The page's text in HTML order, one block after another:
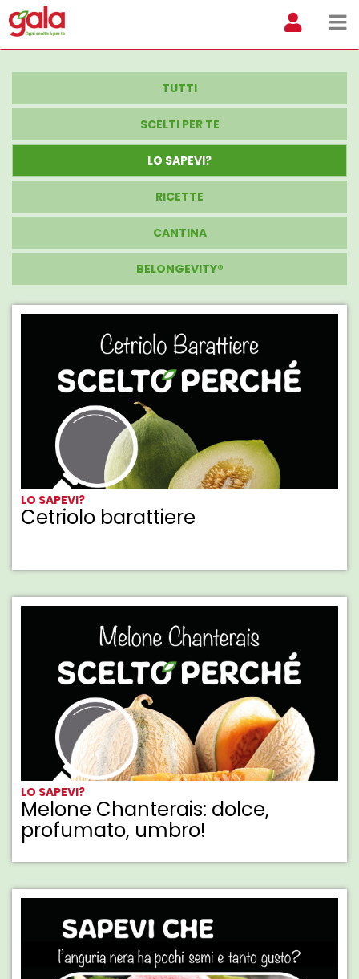
TUTTI
SCELTI PER TE
LO SAPEVI?
RICETTE
CANTINA
BELONGEVITY®
LO SAPEVI?
Cetriolo barattiere
LO SAPEVI?
Melone Chanterais: dolce,
profumato, umbro!